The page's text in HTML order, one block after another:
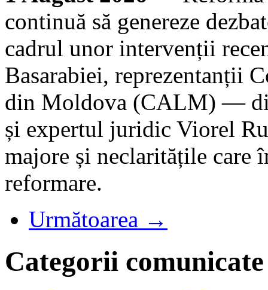
continuă să genereze
cadrul unor intervenții
Basarabiei, reprezentanții
din Moldova (CALM) —
și expertul juridic Viorel
majore și neclaritățile care
reformare.
Următoarea →
Categorii comunicate